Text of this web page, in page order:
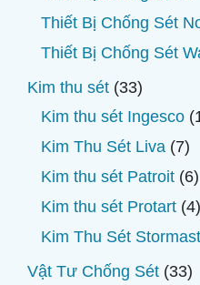
Thiết Bị Chống Sét
Thiết Bị Chống Sét
Kim thu sét 3333
sản
phẩm
Kim thu sét Ingesco
Kim Thu Sét Liva 77
sản
Kim thu sét Patroit 66
Kim thu sét Protart 44
Kim Thu Sét
Vật Tư Chống Sét 3333